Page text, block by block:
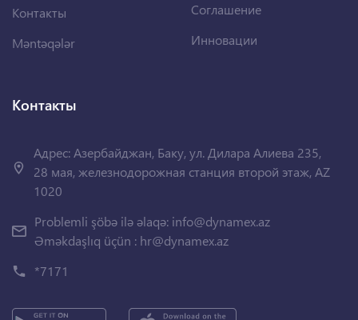
Контакты
Məntəqələr
Соглашение
Инновации
Контакты
Адрес: Азербайджан, Баку, ул. Дилара Алиева 235,
28 мая, железнодорожная станция второй этаж, AZ
1020
Problemli şöbə ilə əlaqə: info@dynamex.az
Əməkdaşlıq üçün : hr@dynamex.az
*7171